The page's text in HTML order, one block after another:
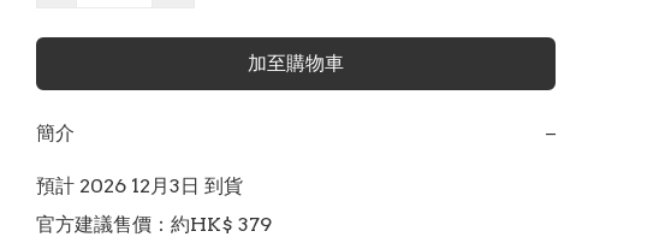
加至購物車
簡介 −
預計 2026 12月3日 到貨
官方建議售價：約HK$ 379